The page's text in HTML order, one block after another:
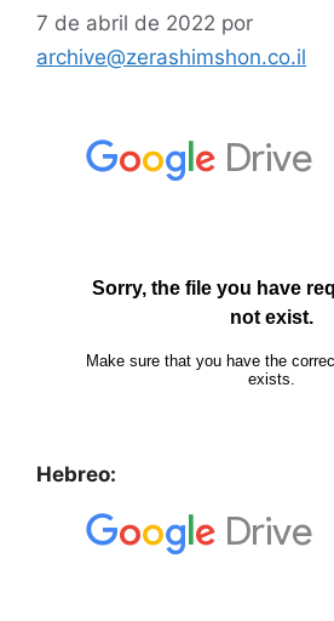
7 de abril de 2022 por
archive@zerashimshon.co.il
Hebreo: